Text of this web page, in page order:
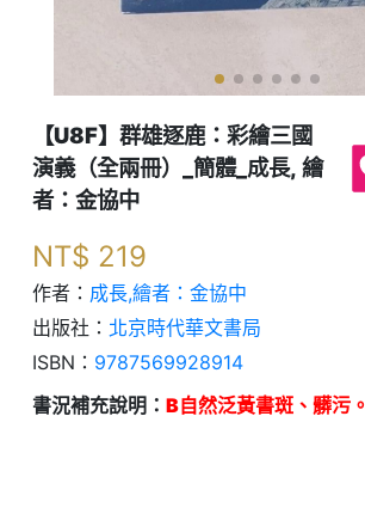
【U8F】群雄逐鹿：彩繪三國
演義（全兩冊）_簡體_成長, 繪
者：金協中
NT$ 219
作者： 成長,繪者：金協中
出版社： 北京時代華文書局
ISBN： 9787569928914
書況補充說明： B自然泛黃書斑、髒污。